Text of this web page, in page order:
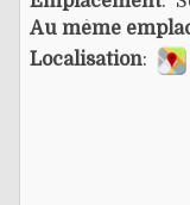
Au même
Localisation: